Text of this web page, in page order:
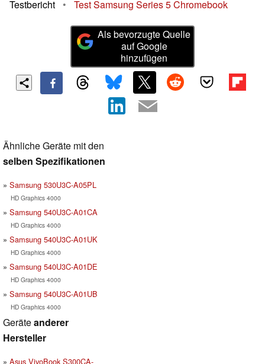
Testbericht
• Test Samsung Series 5 Chromebook
Als bevorzugte Quelle
auf Google
hinzufügen
Ähnliche Geräte mit den
selben Spezifikationen
Samsung 530U3C-A05PL
HD Graphics 4000
Samsung 540U3C-A01CA
HD Graphics 4000
Samsung 540U3C-A01UK
HD Graphics 4000
Samsung 540U3C-A01DE
HD Graphics 4000
Samsung 540U3C-A01UB
HD Graphics 4000
Geräteanderer
Hersteller
Asus VivoBook S300CA-